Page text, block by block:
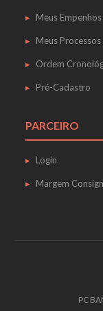
Meus Empenhos
Meus Processos
Ordem
Pré-Cadastro
PARCEIRO
Login
Margem
PC